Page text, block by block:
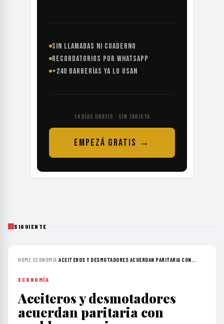
SIN LLAMADAS NI CUADERNO
RECORDATORIOS POR WHATSAPP
+240 BARBERÍAS YA LO USAN
14 DÍAS GRATIS · SIN TARJETA
EMPEZÁ GRATIS →
SIGUIENTE
HOME›ECONOMÍA›ACEITEROS Y DESMOTADORES ACUERDAN PARITARIA CON...
ECONOMÍA
Aceiteros y desmotadores
acuerdan paritaria con